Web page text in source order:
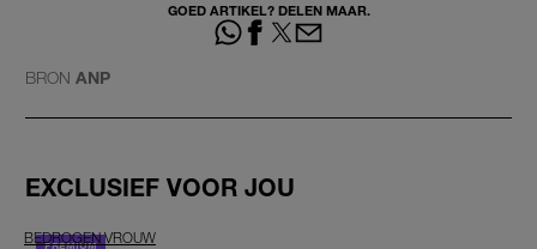
GOED ARTIKEL? DELEN MAAR.
BRON ANP
EXCLUSIEF VOOR JOU
BEDROGEN VROUW